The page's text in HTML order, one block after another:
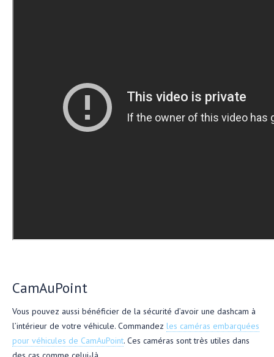
CamAuPoint
Vous pouvez aussi bénéficier de la sécurité d’avoir une dashcam à
l’intérieur de votre véhicule. Commandez les caméras embarquées
pour véhicules de CamAuPoint. Ces caméras sont très utiles dans